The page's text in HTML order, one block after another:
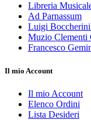
Libreria
Ad Parnassum
Luigi
Muzio Clementi
Francesco
Il mio Account
Il mio Account
Elenco Ordini
Lista Desideri